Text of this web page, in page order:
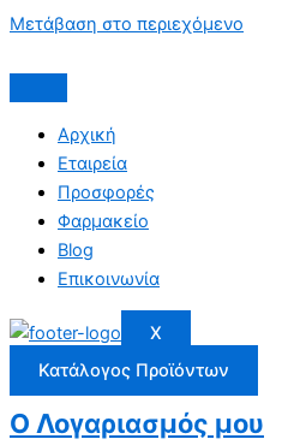
Μετάβαση στο περιεχόμενο
Αρχική
Εταιρεία
Προσφορές
Φαρμακείο
Blog
Επικοινωνία
X
Κατάλογος Προϊόντων
Ο Λογαριασμός μου